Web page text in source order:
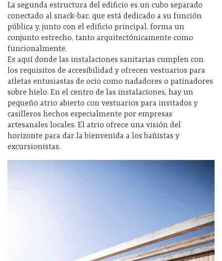
La segunda estructura del edificio es un cubo separado
conectado al snack-bar, que está dedicado a su función
pública y, junto con el edificio principal, forma un
conjunto estrecho, tanto arquitectónicamente como
funcionalmente.
Es aquí donde las instalaciones sanitarias cumplen con
los requisitos de accesibilidad y ofrecen vestuarios para
atletas entusiastas de ocio como nadadores o patinadores
sobre hielo. En el centro de las instalaciones, hay un
pequeño atrio abierto con vestuarios para invitados y
casilleros hechos especialmente por empresas
artesanales locales. El atrio ofrece una visión del
horizonte para dar la bienvenida a los bañistas y
excursionistas.